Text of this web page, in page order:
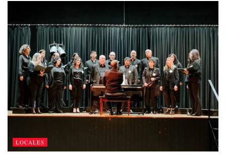
LOCALES